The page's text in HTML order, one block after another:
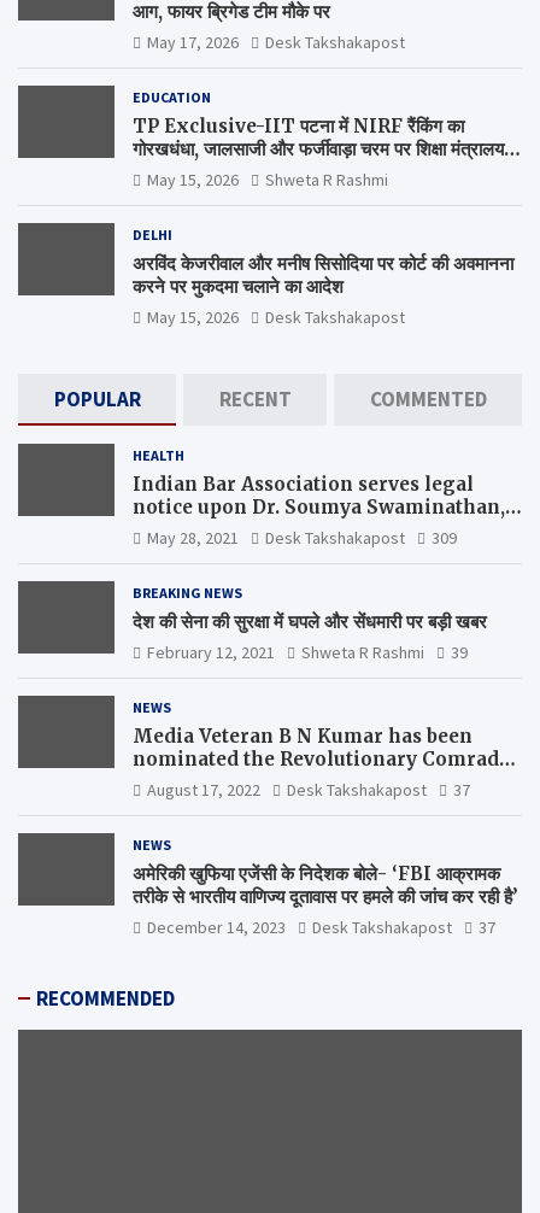
आग, फायर ब्रिगेड टीम मौके पर
May 17, 2026 Desk Takshakapost
EDUCATION
TP Exclusive-IIT पटना में NIRF रैंकिंग का
गोरखधंधा, जालसाजी और फर्जीवाड़ा चरम पर शिक्षा मंत्रालय
कब जागेगा ?
May 15, 2026 Shweta R Rashmi
DELHI
अरविंद केजरीवाल और मनीष सिसोदिया पर कोर्ट की अवमानना
करने पर मुकदमा चलाने का आदेश
May 15, 2026 Desk Takshakapost
POPULAR RECENT COMMENTED
HEALTH
Indian Bar Association serves legal
notice upon Dr. Soumya Swaminathan,
the Chief Scientist, WHO
May 28, 2021 Desk Takshakapost 309
BREAKING NEWS
देश की सेना की सुरक्षा में घपले और सेंधमारी पर बड़ी खबर
February 12, 2021 Shweta R Rashmi 39
NEWS
Media Veteran B N Kumar has been
nominated the Revolutionary Comrade
Shiv Varma Media Award 2022-23
August 17, 2022 Desk Takshakapost 37
NEWS
अमेरिकी खुफिया एजेंसी के निदेशक बोले- ‘FBI आक्रामक
तरीके से भारतीय वाणिज्य दूतावास पर हमले की जांच कर रही है’
December 14, 2023 Desk Takshakapost 37
RECOMMENDED